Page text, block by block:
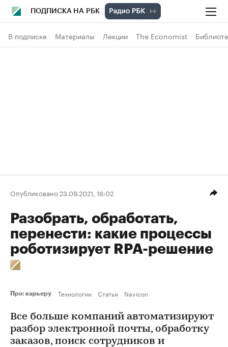
ПОДПИСКА НА РБК
В подписке Материалы Лекции The Economist
Опубликовано 23.09.2021, 16:02
Разобрать, обработать,
перенести: какие процессы
роботизирует RPA-решение
Про: карьеру Технологии Статьи Navicon
Все больше компаний автоматизируют
разбор электронной почты, обработку
заказов, поиск сотрудников и